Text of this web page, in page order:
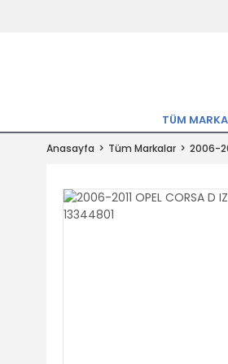
Tıkla Al,
TÜM
Anasayfa Tüm Markalar 2006-